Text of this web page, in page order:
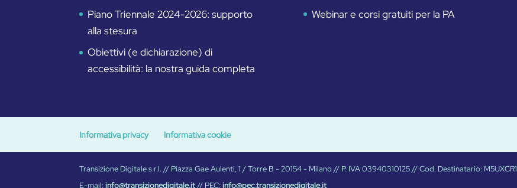
Piano Triennale 2024-2026: supporto
alla stesura
Obiettivi (e dichiarazione) di
accessibilità: la nostra guida completa
Webinar e corsi gratuiti per la PA
Informativa privacy Informativa cookie
Transizione Digitale s.r.l. // Piazza Gae Aulenti, 1 / Torre B - 20154 - Milano // P. IVA 03940310125 // Cod. Destinatario: M5UXCR1
E-mail:info@transizionedigitale.it// PEC:info@pec.transizionedigitale.it